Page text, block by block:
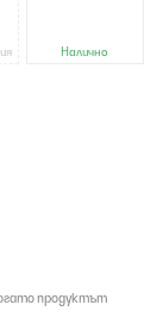
Налично
продуктът